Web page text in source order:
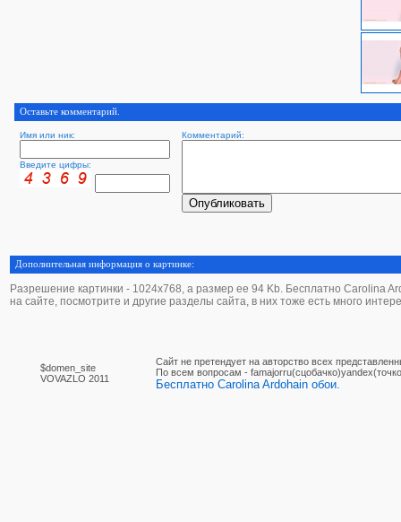
Оставьте комментарий.
Имя или ник: Комментарий:
Введите цифры:
Дополнительная информация о картинке:
Разрешение картинки - 1024х768, а размер ее 94 Kb. Бесплатно Carolina
на сайте, посмотрите и другие разделы сайта, в них тоже есть много
$domen_site
VOVAZLO 2011
Сайт не претендует на авторство всех
По вcем вопросам -
Бесплатно Carolina Ardohain обои.